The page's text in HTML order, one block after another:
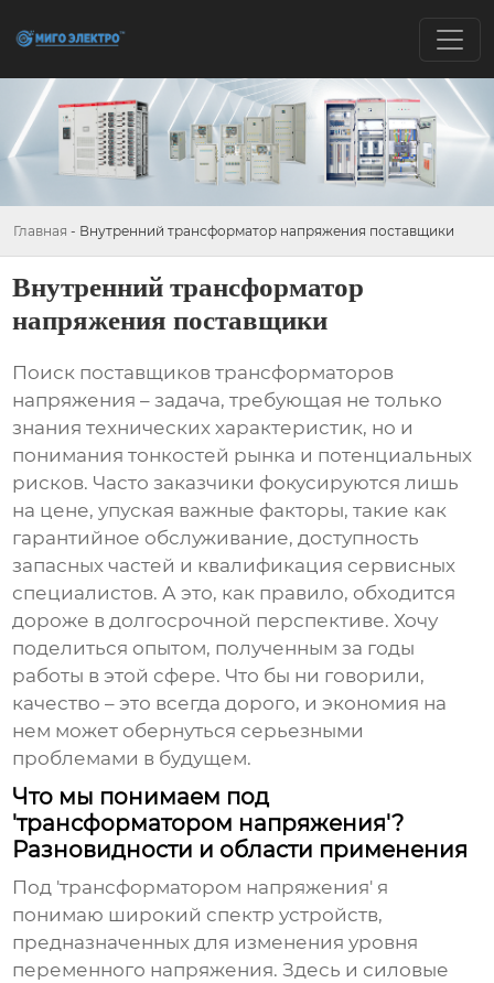
Главная - Внутренний трансформатор напряжения поставщики
Внутренний трансформатор
напряжения поставщики
Поиск поставщиков трансформаторов
напряжения – задача, требующая не только
знания технических характеристик, но и
понимания тонкостей рынка и потенциальных
рисков. Часто заказчики фокусируются лишь
на цене, упуская важные факторы, такие как
гарантийное обслуживание, доступность
запасных частей и квалификация сервисных
специалистов. А это, как правило, обходится
дороже в долгосрочной перспективе. Хочу
поделиться опытом, полученным за годы
работы в этой сфере. Что бы ни говорили,
качество – это всегда дорого, и экономия на
нем может обернуться серьезными
проблемами в будущем.
Что мы понимаем под
'трансформатором напряжения'?
Разновидности и области применения
Под 'трансформатором напряжения' я
понимаю широкий спектр устройств,
предназначенных для изменения уровня
переменного напряжения. Здесь и силовые